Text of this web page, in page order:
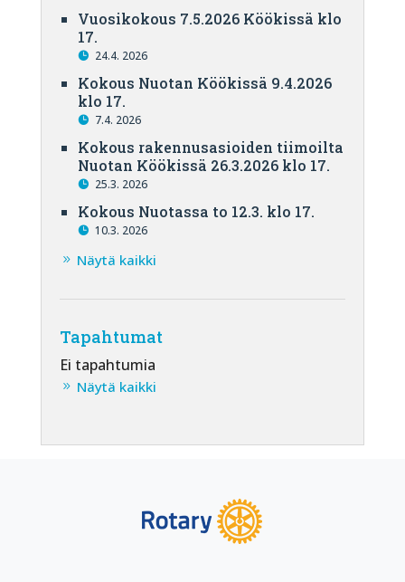
Vuosikokous 7.5.2026 Köökissä klo
17.
24.4. 2026
Kokous Nuotan Köökissä 9.4.2026
klo 17.
7.4. 2026
Kokous rakennusasioiden tiimoilta
Nuotan Köökissä 26.3.2026 klo 17.
25.3. 2026
Kokous Nuotassa to 12.3. klo 17.
10.3. 2026
Näytä kaikki
Tapahtumat
Ei tapahtumia
Näytä kaikki